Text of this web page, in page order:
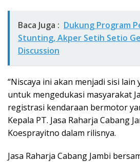
Baca Juga : Dukung Program
Stunting, Akper Setih Setio
Discussion
“Niscaya ini akan menjadi sisi
untuk mengedukasi masyarakat
registrasi kendaraan bermotor
Kepala PT. Jasa Raharja Cabang
Koesprayitno dalam rilisnya.
Jasa Raharja Cabang Jambi